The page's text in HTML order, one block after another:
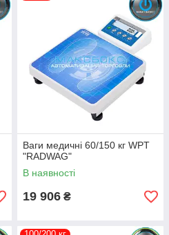
Ваги медичні 60/150 кг WPT
"RADWAG"
В наявності
19 906 ₴